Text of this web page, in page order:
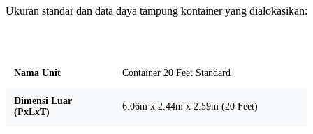
Ukuran standar dan data daya tampung kontainer yang dialokasikan:
Nama Unit Container 20 Feet Standard
Dimensi Luar
(PxLxT)
6.06m x 2.44m x 2.59m (20 Feet)